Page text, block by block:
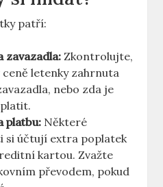
patří:
zavazadla: Zkontrolujte,
ceně letenky zahrnuta
nebo zda je
platbu: Některé
si účtují extra poplatek
kartou. Zvažte
převodem, pokud